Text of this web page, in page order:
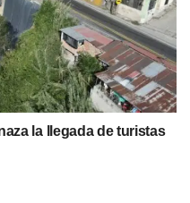
la llegada de turistas